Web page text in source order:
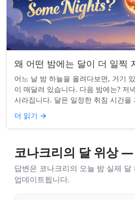
왜 어떤 밤에는 달이 더 일찍
어느 날 밤 하늘을 올려다보면, 거기
이 매달려 있습니다. 다음 밤에는? 저
사라집니다. 달은 일정한 취침 시간을
좋은 이유가 있습니다. ...
더 읽기 →
코나크리의 달 위상
답변은 코나크리의 오늘 밤 실제 달
업데이트됩니다.